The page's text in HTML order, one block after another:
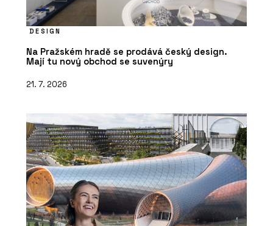
DESIGN
Na Pražském hradě se prodává český design.
Mají tu nový obchod se suvenýry
21. 7. 2026